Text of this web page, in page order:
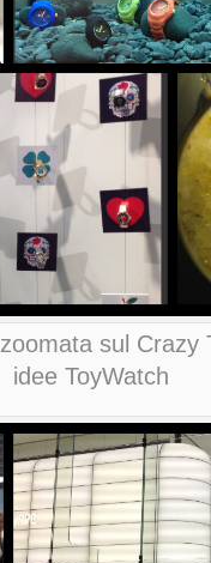
sul Crazy
idee ToyWatch